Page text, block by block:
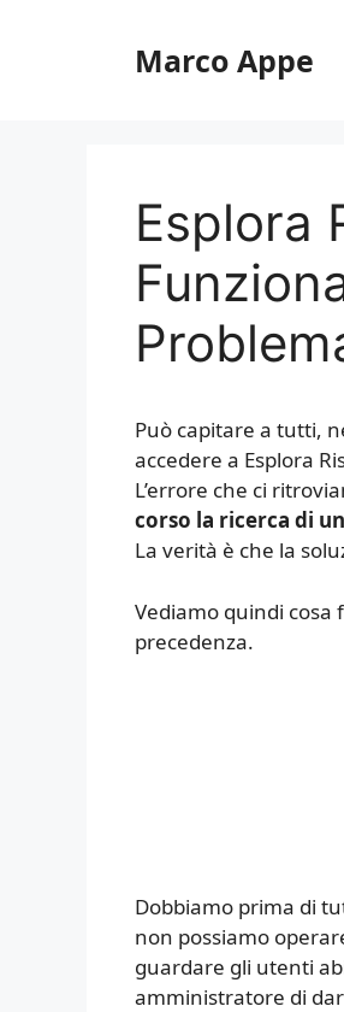
Marco Appe
Esplora
Può capitare a tutti,
accedere a Esplora
L’errore che ci
corso la ricerca di
La verità è che la
Vediamo quindi cosa
precedenza.
Dobbiamo prima di
non possiamo
guardare gli utenti
amministratore di